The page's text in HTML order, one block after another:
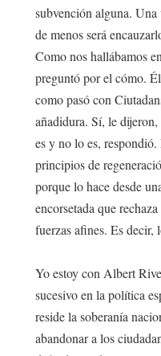
subvención alguna.
de menos será
Como nos hallábamos
preguntó por el cómo.
como pasó con
añadidura. Sí, le
es y no lo es,
principios de
porque lo hace desde
encorsetada que
fuerzas afines. Es
Yo estoy con Albert
sucesivo en la política
reside la soberanía
abandonar a los